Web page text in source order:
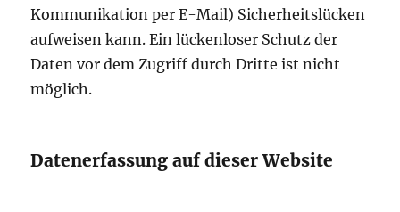
Kommunikation per E-Mail) Sicherheitslücken
aufweisen kann. Ein lückenloser Schutz der
Daten vor dem Zugriff durch Dritte ist nicht
möglich.
Datenerfassung auf dieser Website